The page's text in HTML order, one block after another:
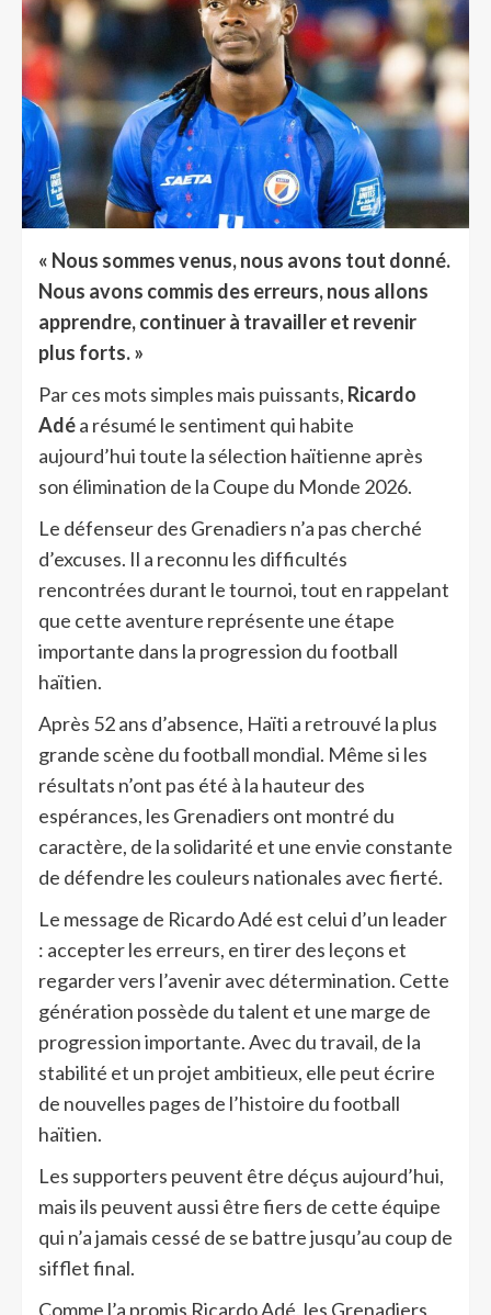
« Nous sommes venus, nous avons tout donné.
Nous avons commis des erreurs, nous allons
apprendre, continuer à travailler et revenir
plus forts. »
Par ces mots simples mais puissants, Ricardo
Adéa résumé le sentiment qui habite
aujourd’hui toute la sélection haïtienne après
son élimination de la Coupe du Monde 2026.
Le défenseur des Grenadiers n’a pas cherché
d’excuses. Il a reconnu les difficultés
rencontrées durant le tournoi, tout en rappelant
que cette aventure représente une étape
importante dans la progression du football
haïtien.
Après 52 ans d’absence, Haïti a retrouvé la plus
grande scène du football mondial. Même si les
résultats n’ont pas été à la hauteur des
espérances, les Grenadiers ont montré du
caractère, de la solidarité et une envie constante
de défendre les couleurs nationales avec fierté.
Le message de Ricardo Adé est celui d’un leader
: accepter les erreurs, en tirer des leçons et
regarder vers l’avenir avec détermination. Cette
génération possède du talent et une marge de
progression importante. Avec du travail, de la
stabilité et un projet ambitieux, elle peut écrire
de nouvelles pages de l’histoire du football
haïtien.
Les supporters peuvent être déçus aujourd’hui,
mais ils peuvent aussi être fiers de cette équipe
qui n’a jamais cessé de se battre jusqu’au coup de
sifflet final.
Comme l’a promis Ricardo Adé, les Grenadiers